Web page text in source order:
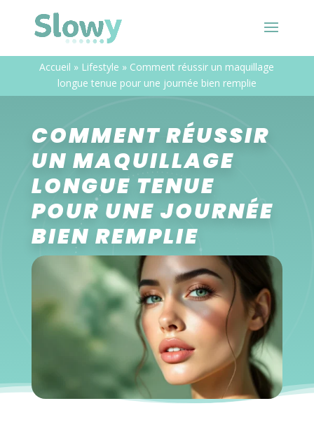
Accueil » Lifestyle » Comment réussir un maquillage
longue tenue pour une journée bien remplie
COMMENT RÉUSSIR
UN MAQUILLAGE
LONGUE TENUE
POUR UNE JOURNÉE
BIEN REMPLIE